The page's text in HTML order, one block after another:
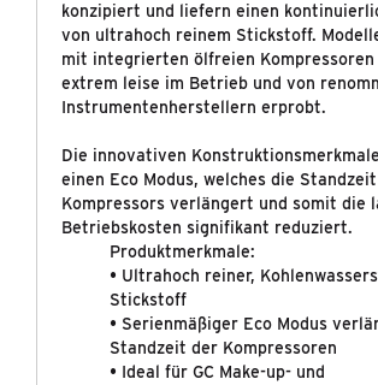
UNTERNEHMEN
NEUIGKEITEN
KONTAKT & DOWNLOADS
konzipiert und liefern einen
von ultrahoch reinem Stickstoff.
mit integrierten ölfreien
extrem leise im Betrieb und von
Instrumentenherstellern erprobt.
Die innovativen
einen Eco Modus, welches die
Kompressors verlängert und somit die
Betriebskosten signifikant reduziert.
Produktmerkmale:
• Ultrahoch reiner,
Stickstoff
• Serienmäßiger Eco Modus
Standzeit der Kompressoren
• Ideal für GC Make-up- und